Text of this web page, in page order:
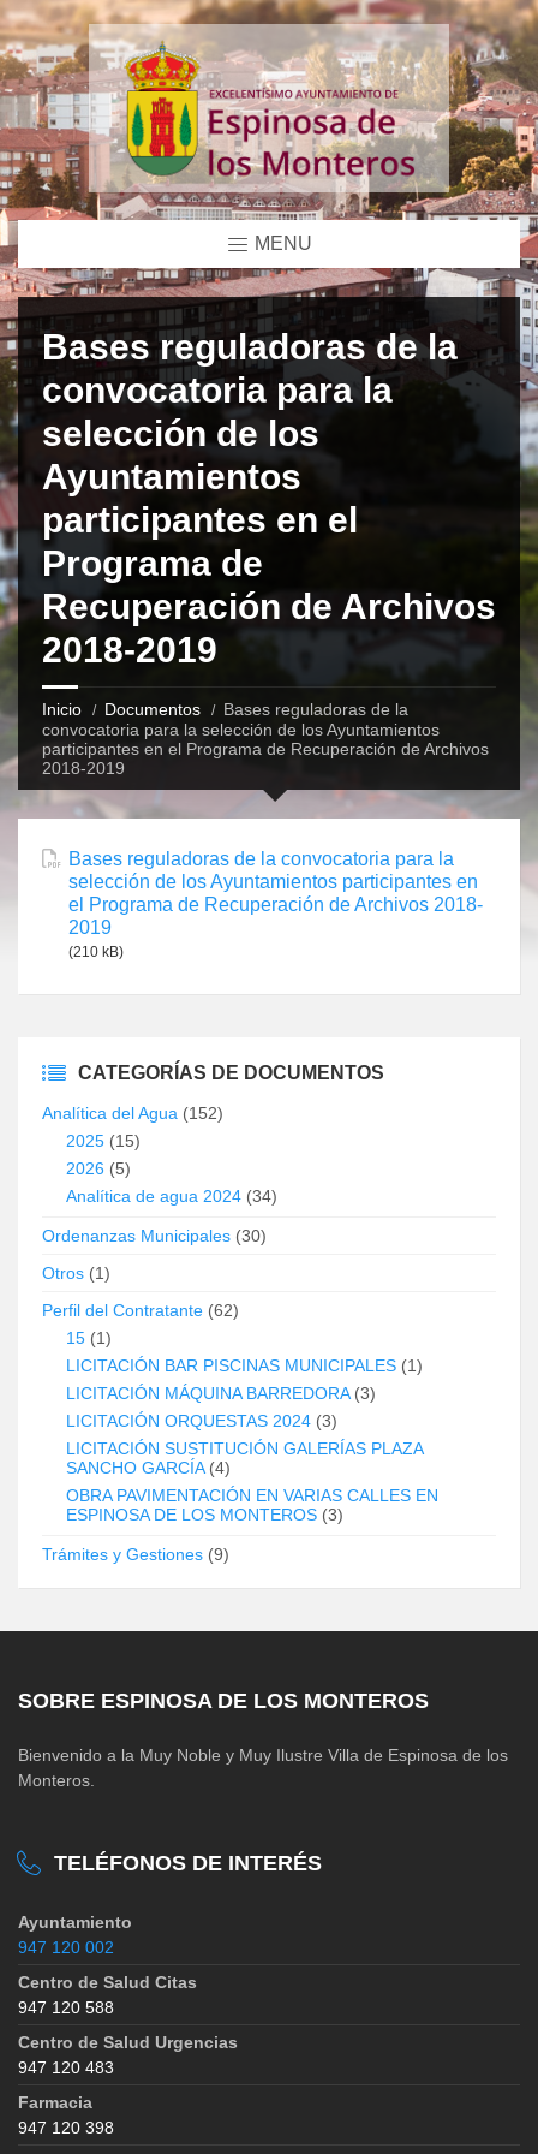
MENU
Bases reguladoras de la
convocatoria para la
selección de los
Ayuntamientos
participantes en el
Programa de
Recuperación de Archivos
2018-2019
Inicio Documentos
Bases reguladoras de la
convocatoria para la selección de los Ayuntamientos
participantes en el Programa de Recuperación de Archivos
2018-2019
Bases reguladoras de la convocatoria para la
selección de los Ayuntamientos participantes en
el Programa de Recuperación de Archivos 2018-
2019
(210 kB)
CATEGORÍAS DE DOCUMENTOS
Analítica del Agua (152)
2025 (15)
2026 (5)
Analítica de agua 2024 (34)
Ordenanzas Municipales (30)
Otros (1)
Perfil del Contratante (62)
15 (1)
LICITACIÓN BAR PISCINAS MUNICIPALES (1)
LICITACIÓN MÁQUINA BARREDORA(3)
LICITACIÓN ORQUESTAS 2024 (3)
LICITACIÓN SUSTITUCIÓN GALERÍAS PLAZA
SANCHO GARCÍA(4)
OBRA PAVIMENTACIÓN EN VARIAS CALLES EN
ESPINOSA DE LOS MONTEROS (3)
Trámites y Gestiones (9)
SOBRE ESPINOSA DE LOS MONTEROS
Bienvenido a la Muy Noble y Muy Ilustre Villa de Espinosa de los
Monteros.
TELÉFONOS DE INTERÉS
Ayuntamiento
947 120 002
Centro de Salud Citas
947 120 588
Centro de Salud Urgencias
947 120 483
Farmacia
947 120 398